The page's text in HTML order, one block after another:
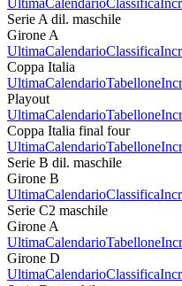
Serie A dil. maschile
Girone A
UltimaCalendarioClassifica
Coppa Italia
UltimaCalendarioTabellone
Playout
UltimaCalendarioTabellone
Coppa Italia final four
UltimaCalendarioTabellone
Serie B dil. maschile
Girone B
UltimaCalendarioClassifica
Serie C2 maschile
Girone A
UltimaCalendarioTabellone
Girone D
UltimaCalendarioClassifica